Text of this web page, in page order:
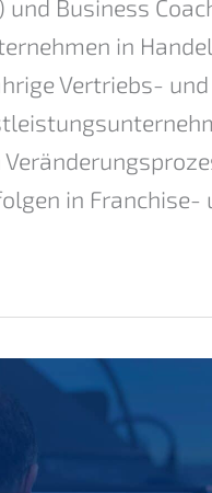
und Business
in
Vertriebs-
in Franchise-